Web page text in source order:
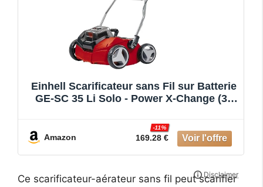
Einhell Scarificateur sans Fil sur Batterie
GE-SC 35 Li Solo - Power X-Change (36
400 m², sans Batterie ni Chargeur)
Amazon 169.28 €
-11%
Ce scarificateur-aérateur sans fil peut scarifier